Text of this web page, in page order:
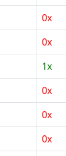
0x
0x
1x
0x
0x
0x